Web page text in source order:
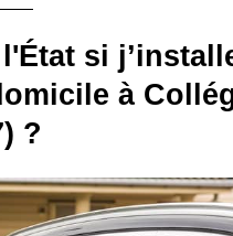
si
à
?